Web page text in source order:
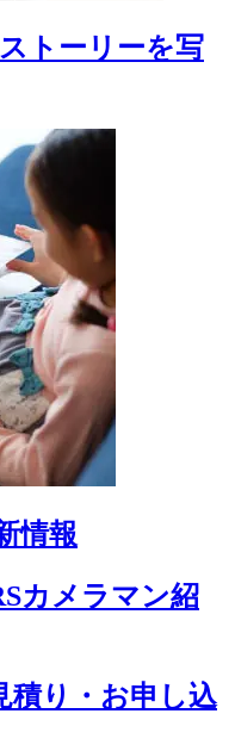
ストーリーを写
情報
カメラマン紹
積り・お申し込